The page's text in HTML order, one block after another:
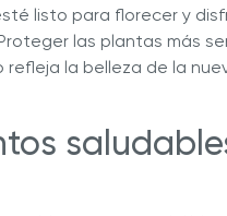
listo para florecer y
las plantas más
la belleza de la